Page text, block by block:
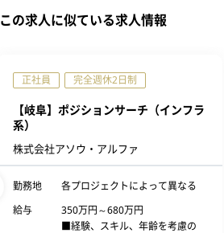
この求人に似ている求人情報
正社員 完全週休2日制
【岐阜】ポジションサーチ（インフラ
系）
株式会社アソウ・アルファ
勤務地
各プロジェクトによって異なる
給与
350万円～680万円
■経験、スキル、年齢を考慮の